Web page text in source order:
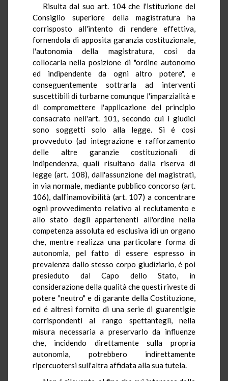
Risulta dal suo art. 104 che l'istituzione del
Consiglio superiore della magistratura ha
corrisposto all'intento di rendere effettiva,
fornendola di apposita garanzia costituzionale,
l'autonomia della magistratura, così da
collocarla nella posizione di "ordine autonomo
ed indipendente da ogni altro potere", e
conseguentemente sottrarla ad interventi
suscettibili di turbarne comunque l'imparzialità e
di compromettere l'applicazione del principio
consacrato nell'art. 101, secondo cui i giudici
sono soggetti solo alla legge. Si é così
provveduto (ad integrazione e rafforzamento
delle altre garanzie costituzionali di
indipendenza, quali risultano dalla riserva di
legge (art. 108), dall'assunzione del magistrati,
in via normale, mediante pubblico concorso (art.
106), dall'inamovibilità (art. 107) a concentrare
ogni provvedimento relativo al reclutamento e
allo stato degli appartenenti all'ordine nella
competenza assoluta ed esclusiva idi un organo
che, mentre realizza una particolare forma di
autonomia, pel fatto di essere espresso in
prevalenza dallo stesso corpo giudiziario, é poi
presieduto dal Capo dello Stato, in
considerazione della qualità che questi riveste di
potere "neutro" e di garante della Costituzione,
ed é altresì fornito di una serie di guarentigie
corrispondenti al rango spettantegli, nella
misura necessaria a preservarlo da influenze
che, incidendo direttamente sulla propria
autonomia, potrebbero indirettamente
ripercuotersi sull'altra affidata alla sua tutela.